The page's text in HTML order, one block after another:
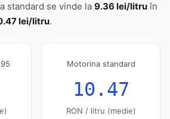
standard se vinde la 9.36 lei/litruîn
lei/litru.
Motorina standard
10.47
RON / litru (medie)